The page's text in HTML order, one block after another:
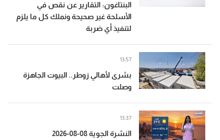
البنتاغون: التقارير عن نقص في
الأسلحة غير صحيحة ونملك كل ما يلزم
لتنفيذ أي ضربة
بشرى لأهالي زوطر.. البيوت الجاهزة
وصلت
13:57
النشرة الجوية 08-08-2026
13:37